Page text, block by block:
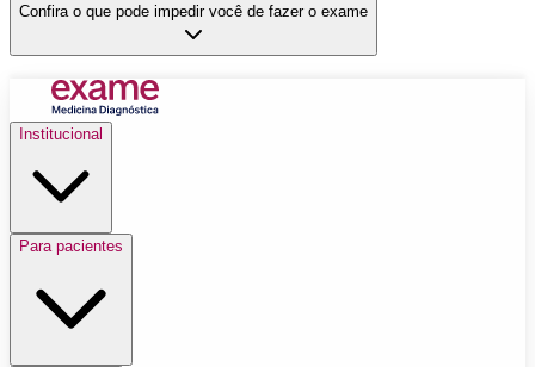
Confira o que pode impedir você de fazer o exame
Institucional
Para pacientes